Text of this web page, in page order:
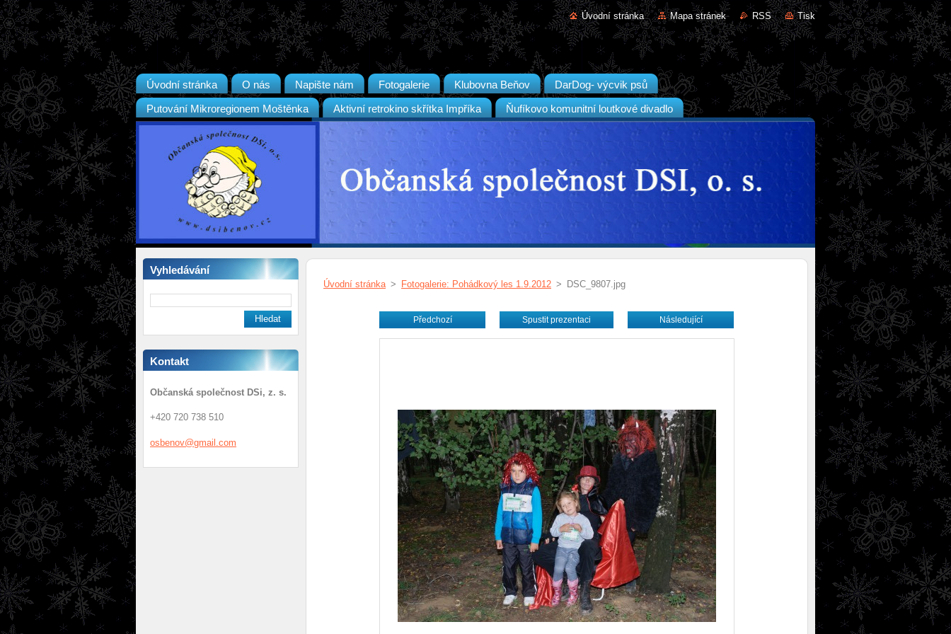
Úvodní stránka Mapa stránek RSS Tisk
Úvodní stránka O nás Napište nám Fotogalerie Klubovna Beňov DarDog- výcvik psů
Putování Mikroregionem Moštěnka Aktivní retrokino skřítka Impříka Ňufíkovo komunitní loutkové divadlo
Vyhledávání
Kontakt
Občanská společnost DSi, z. s.
+420 720 738 510
osbenov@gmail.com
Úvodní stránka > Fotogalerie: Pohádkový les 1.9.2012 > DSC_9807.jpg
Předchozí Spustit prezentaci Následující